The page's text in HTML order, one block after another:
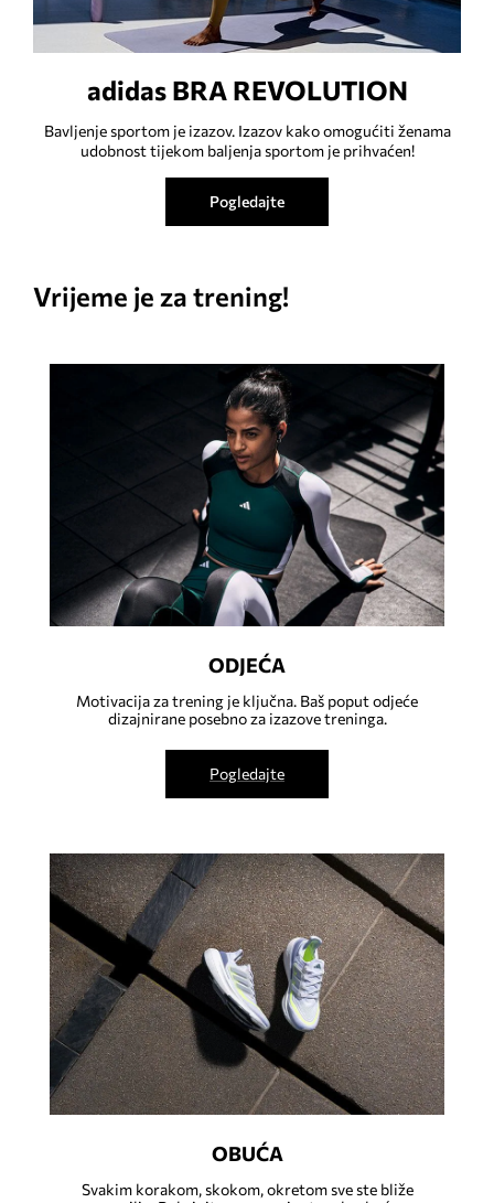
adidas BRA REVOLUTION
Bavljenje sportom je izazov. Izazov kako omogućiti ženama
udobnost tijekom baljenja sportom je prihvaćen!
Pogledajte
Vrijeme je za trening!
ODJEĆA
Motivacija za trening je ključna. Baš poput odjeće
dizajnirane posebno za izazove treninga.
Pogledajte
OBUĆA
Svakim korakom, skokom, okretom sve ste bliže